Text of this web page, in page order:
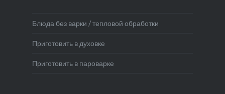
Блюда без варки / тепловой обработки
Приготовить в духовке
Приготовить в пароварке